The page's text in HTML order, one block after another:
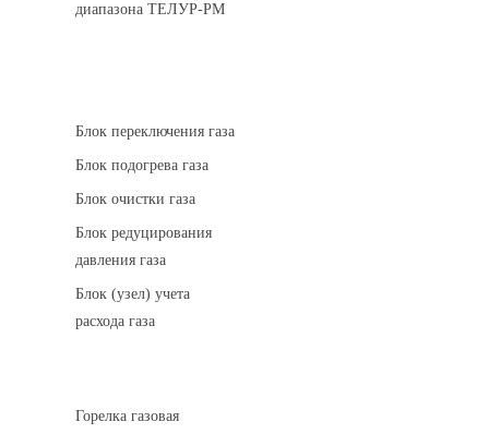
диапазона ТЕЛУР-РМ
Блок переключения газа
Блок подогрева газа
Блок очистки газа
Блок редуцирования
давления газа
Блок (узел) учета
расхода газа
Горелка газовая